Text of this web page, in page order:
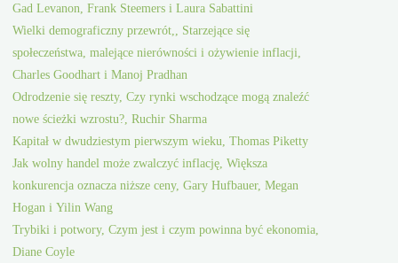
Gad Levanon, Frank Steemers i Laura Sabattini
Wielki demograficzny przewrót,, Starzejące się
społeczeństwa, malejące nierówności i ożywienie inflacji,
Charles Goodhart i Manoj Pradhan
Odrodzenie się reszty, Czy rynki wschodzące mogą znaleźć
nowe ścieżki wzrostu?, Ruchir Sharma
Kapitał w dwudziestym pierwszym wieku, Thomas Piketty
Jak wolny handel może zwalczyć inflację, Większa
konkurencja oznacza niższe ceny, Gary Hufbauer, Megan
Hogan i Yilin Wang
Trybiki i potwory, Czym jest i czym powinna być ekonomia,
Diane Coyle